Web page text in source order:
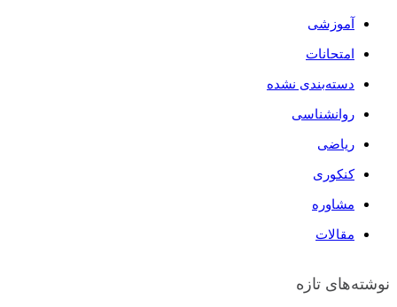
آموزشی
امتحانات
دسته‌بندی نشده
روانشناسی
ریاضی
کنکوری
مشاوره
مقالات
نوشته‌های تازه